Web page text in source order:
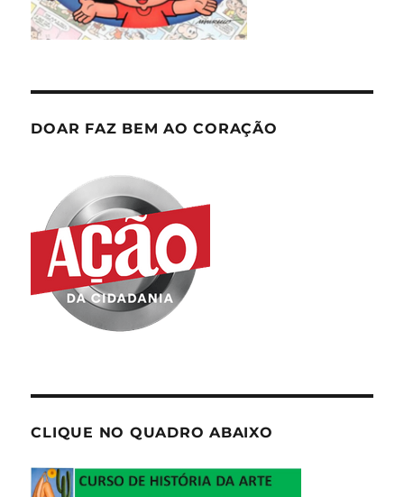
DOAR FAZ BEM AO CORAÇÃO
CLIQUE NO QUADRO ABAIXO